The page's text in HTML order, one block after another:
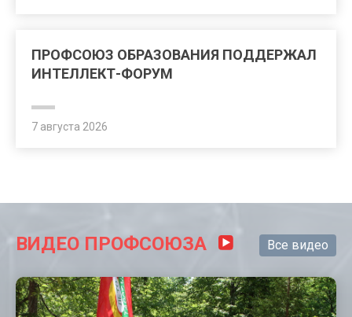
ПРОФСОЮЗ ОБРАЗОВАНИЯ ПОДДЕРЖАЛ
ИНТЕЛЛЕКТ-ФОРУМ
7 августа 2026
ВИДЕО ПРОФСОЮЗА Все видео